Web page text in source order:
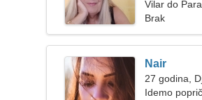
Vilar do
Brak
Nair
27 godina,
Idemo